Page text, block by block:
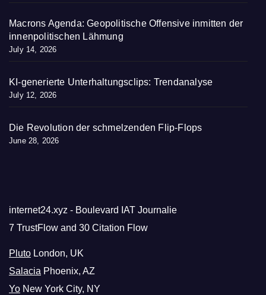
Macrons Agenda: Geopolitische Offensive inmitten der
innenpolitischen Lähmung
July 14, 2026
KI-generierte Unterhaltungsclips: Trendanalyse
July 12, 2026
Die Revolution der schmelzenden Flip-Flops
June 28, 2026
internet24.xyz - Boulevard IAT Journalie
7 TrustFlow and 30 Citation Flow
Pluto London, UK
Salacia Phoenix, AZ
Yo New York City, NY